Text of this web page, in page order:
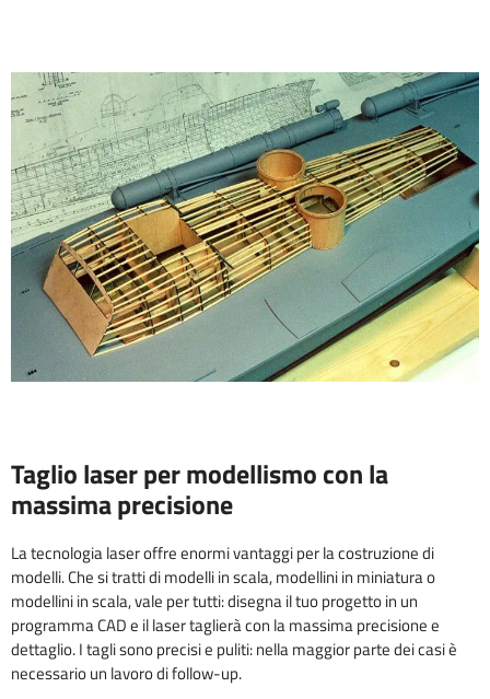
Taglio laser per modellismo con la
massima precisione
La tecnologia laser offre enormi vantaggi per la costruzione di
modelli. Che si tratti di modelli in scala, modellini in miniatura o
modellini in scala, vale per tutti: disegna il tuo progetto in un
programma CAD e il laser taglierà con la massima precisione e
dettaglio. I tagli sono precisi e puliti: nella maggior parte dei casi è
necessario un lavoro di follow-up.